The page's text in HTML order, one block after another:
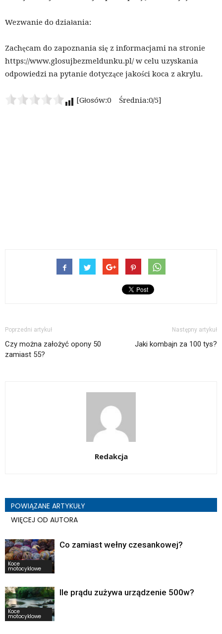
Wezwanie do działania:
Zachęcam do zapoznania się z informacjami na stronie
https://www.glosujbezmeldunku.pl/ w celu uzyskania
odpowiedzi na pytanie dotyczące jakości koca z akrylu.
[Głosów:0 Średnia:0/5]
Poprzedni artykuł
Czy można założyć opony 50
zamiast 55?
Następny artykuł
Jaki kombajn za 100 tys?
Redakcja
POWIĄZANE ARTYKUŁY
WIĘCEJ OD AUTORA
Koce
motocyklowe
Co zamiast wełny czesankowej?
Koce
motocyklowe
Ile prądu zużywa urządzenie 500w?